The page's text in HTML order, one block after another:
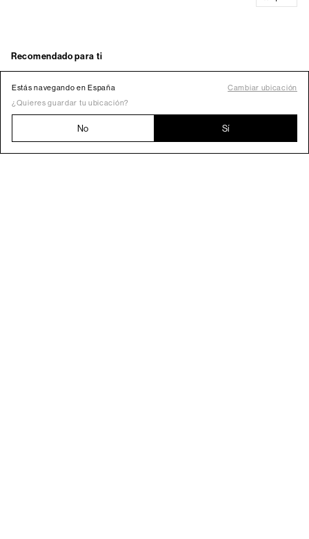
Estás navegando en España
Cambiar ubicación
¿Quieres guardar tu ubicación?
No Sí